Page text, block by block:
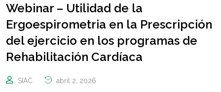
Webinar – Utilidad de la
Ergoespirometria en la Prescripción
del ejercicio en los programas de
Rehabilitación Cardíaca
SIAC abril 2, 2026